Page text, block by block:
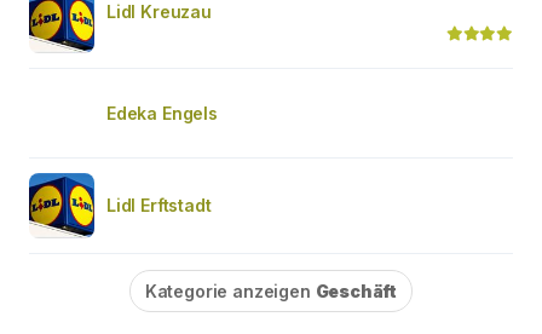
Lidl Kreuzau
Edeka Engels
Lidl Erftstadt
Kategorie anzeigen Geschäft